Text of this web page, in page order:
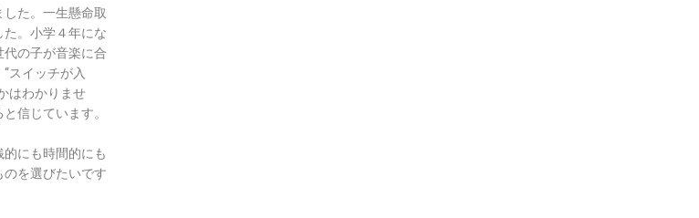
た。一生懸命取
。小学４年にな
の子が音楽に合
スイッチが入
はわかりませ
信じています。
にも時間的にも
を選びたいです